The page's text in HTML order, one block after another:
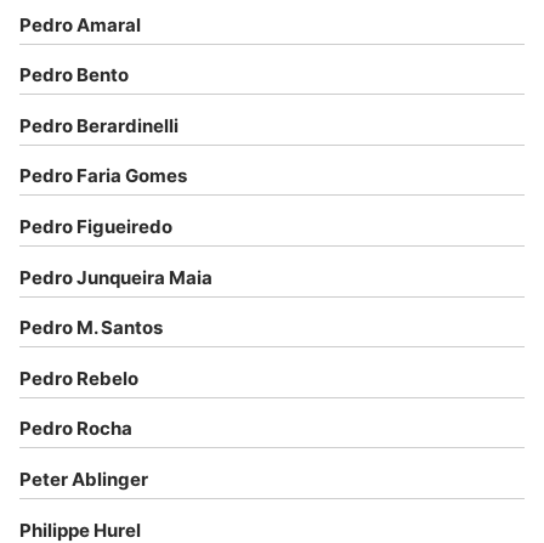
Pedro Amaral
Pedro Bento
Pedro Berardinelli
Pedro Faria Gomes
Pedro Figueiredo
Pedro Junqueira Maia
Pedro M. Santos
Pedro Rebelo
Pedro Rocha
Peter Ablinger
Philippe Hurel